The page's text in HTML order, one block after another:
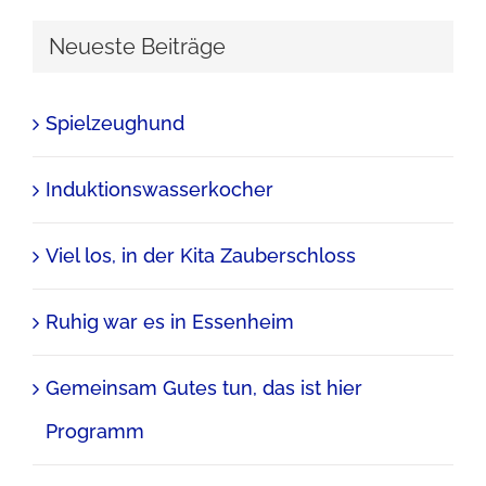
Neueste Beiträge
Spielzeughund
Induktionswasserkocher
Viel los, in der Kita Zauberschloss
Ruhig war es in Essenheim
Gemeinsam Gutes tun, das ist hier
Programm